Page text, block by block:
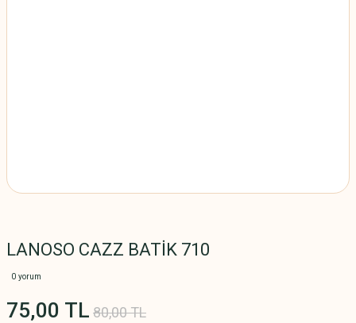
LANOSO CAZZ BATİK 710
0 yorum
75,00 TL 80,00 TL